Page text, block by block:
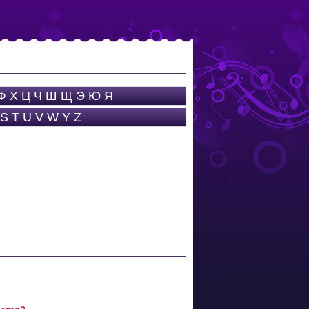
Х Ц Ч Ш Щ Э Ю Я
S T U V W Y Z